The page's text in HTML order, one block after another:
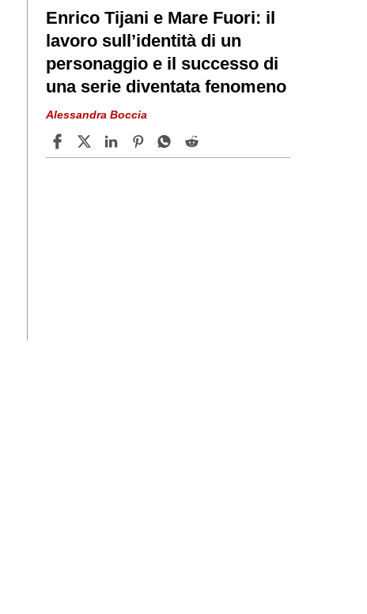
Enrico Tijani e Mare Fuori: il
lavoro sull’identità di un
personaggio e il successo di
una serie diventata fenomeno
Alessandra Boccia